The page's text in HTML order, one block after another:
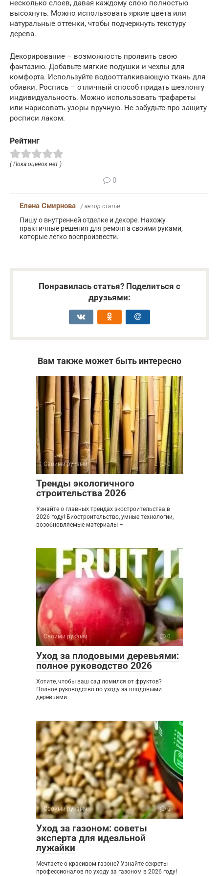
несколько слоев, давая каждому слою полностью
высохнуть. Можно использовать яркие цвета или
натуральные оттенки, чтобы подчеркнуть текстуру
дерева.
Декорирование – возможность проявить свою
фантазию. Добавьте мягкие подушки и чехлы для
комфорта. Используйте водоотталкивающую ткань для
обивки. Роспись – отличный способ придать шезлонгу
индивидуальность. Можно использовать трафареты
или нарисовать узоры вручную. Не забудьте про защиту
росписи лаком.
Рейтинг
( Пока оценок нет )
0
Елена Смирнова / автор статьи
Пишу о внутренней отделке и декоре. Нахожу
практичные решения для ремонта своими руками,
которые легко воспроизвести.
Понравилась статья? Поделиться с
друзьями:
Вам также может быть интересно
Своими руками 0
Тренды экологичного
строительства 2026
Узнайте о главных трендах экостроительства в
2026 году! Биостроительство, умные технологии,
возобновляемые материалы –
Своими руками 0
Уход за плодовыми деревьями:
полное руководство 2026
Хотите, чтобы ваш сад ломился от фруктов?
Полное руководство по уходу за плодовыми
деревьями
Своими руками 0
Уход за газоном: советы
эксперта для идеальной
лужайки
Мечтаете о красивом газоне? Узнайте секреты
профессионалов по уходу за газоном в 2026 году!